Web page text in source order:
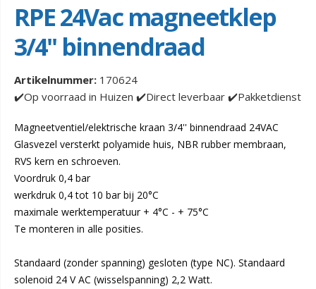
RPE 24Vac magneetklep
3/4'' binnendraad
Artikelnummer: 170624
✔️Op voorraad in Huizen ✔️Direct leverbaar ✔️Pakketdienst
Magneetventiel/elektrische kraan 3/4'' binnendraad 24VAC
Glasvezel versterkt polyamide huis, NBR rubber membraan,
RVS kern en schroeven.
Voordruk 0,4 bar
werkdruk 0,4 tot 10 bar bij 20°C
maximale werktemperatuur + 4°C - + 75°C
Te monteren in alle posities.
Standaard (zonder spanning) gesloten (type NC). Standaard
solenoid 24 V AC (wisselspanning) 2,2 Watt.